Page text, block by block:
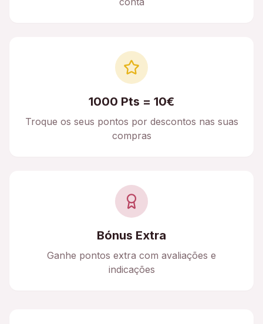
1000 Pts = 10€
Troque os seus pontos por descontos nas suas
compras
Bónus Extra
Ganhe pontos extra com avaliações e
indicações